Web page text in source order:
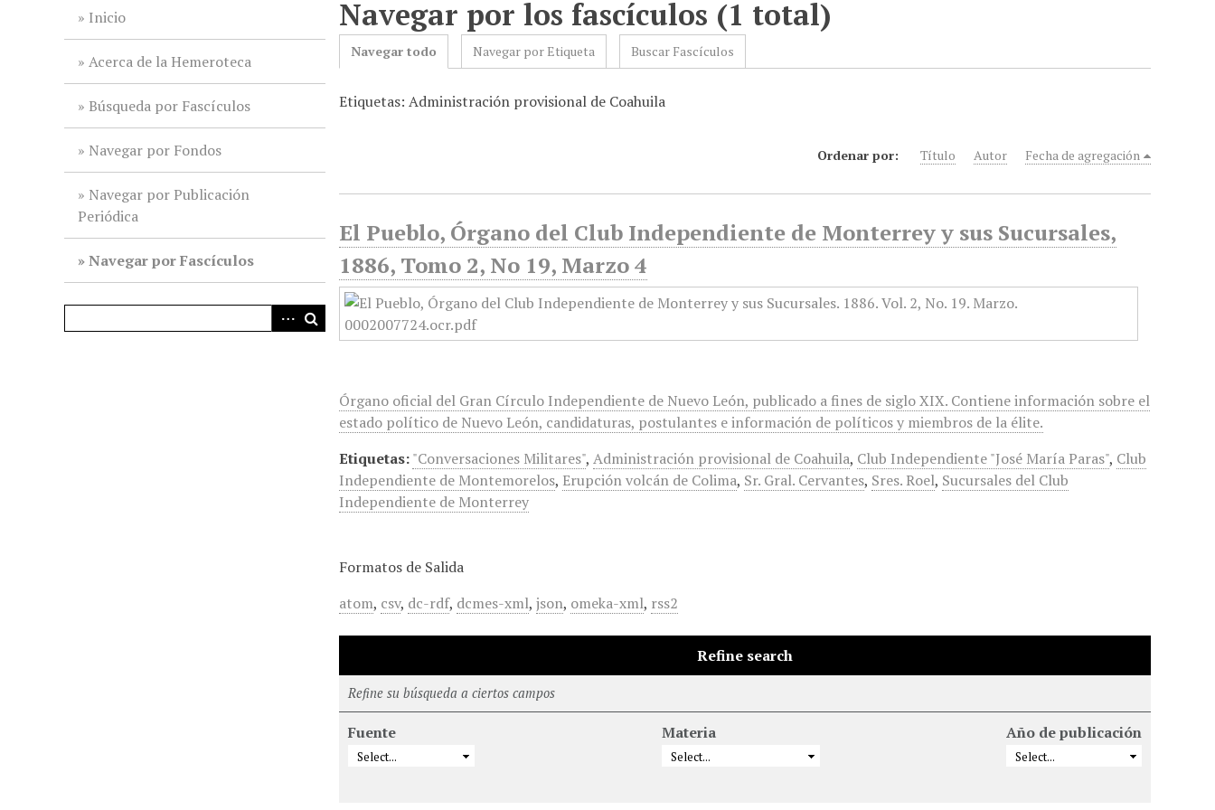
Inicio
Acerca de la Hemeroteca
Búsqueda por Fascículos
Navegar por Fondos
Navegar por Publicación
Periódica
Navegar por Fascículos
Navegar por los fascículos (1 total)
Navegar todo Navegar por Etiqueta Buscar Fascículos
Etiquetas: Administración provisional de Coahuila
Ordenar por: Título Autor Fecha de agregación
El Pueblo, Órgano del Club Independiente de Monterrey y sus Sucursales,
1886, Tomo 2, No 19, Marzo 4
Órgano oficial del Gran Círculo Independiente de Nuevo León, publicado a fines de siglo XIX. Contiene información sobre el
estado político de Nuevo León, candidaturas, postulantes e información de políticos y miembros de la élite.
Etiquetas:"Conversaciones Militares",Administración provisional de Coahuila, Club Independiente "José María Paras", Club
Independiente de Montemorelos, Erupción volcán de Colima, Sr. Gral. Cervantes, Sres. Roel, Sucursales del Club
Independiente de Monterrey
Formatos de Salida
atom, csv, dc-rdf, dcmes-xml,json, omeka-xml, rss2
Refine search
Refine su búsqueda a ciertos campos
Fuente Materia Año de publicación